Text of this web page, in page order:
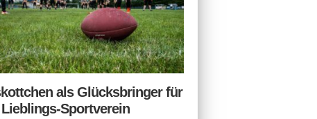
als Glücksbringer für
Sportverein